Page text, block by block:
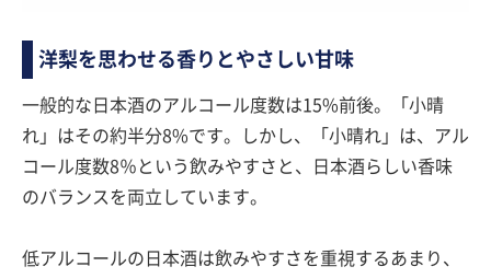
洋梨を思わせる香りとやさしい甘味
一般的な日本酒のアルコール度数は15%前後。「小晴
れ」はその約半分8%です。しかし、「小晴れ」は、アル
コール度数8％という飲みやすさと、日本酒らしい香味
のバランスを両立しています。
低アルコールの日本酒は飲みやすさを重視するあまり、